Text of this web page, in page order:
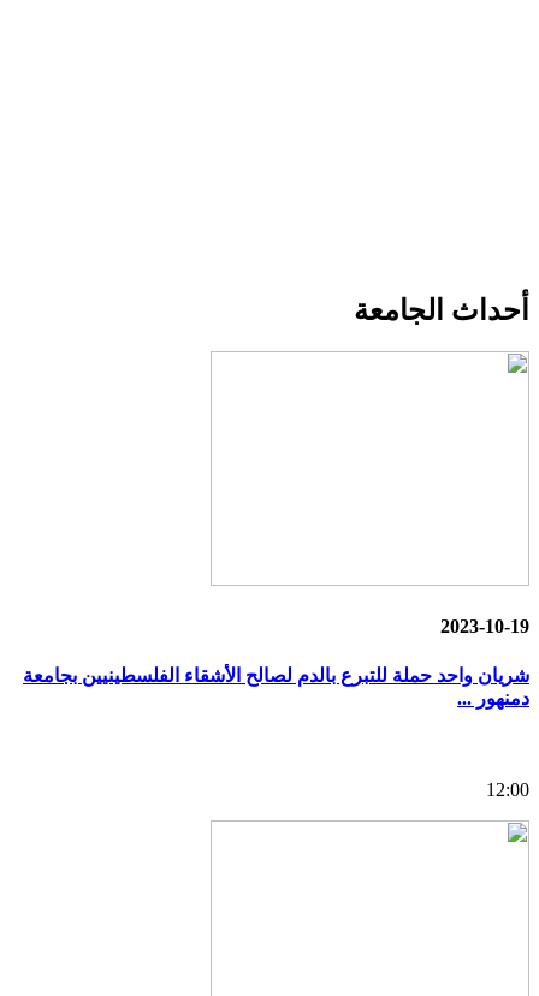
أحداث الجامعة
2023-10-19
شريان واحد حملة للتبرع بالدم لصالح الأشقاء الفلسطينيين بجامعة
دمنهور ...
12:00